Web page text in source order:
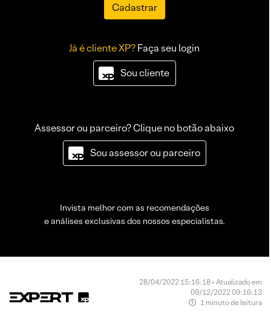
Cadastrar
Já é cliente XP?Faça seu login
Sou cliente
Assessor ou parceiro? Clique no botão abaixo
Sou assessor ou parceiro
Invista melhor com as recomendações
e análises exclusivas dos nossos especialistas.
28/04/2022 15:16:18 • Atualizado em
09/12/2022 09:16:13
1 minuto de leitura